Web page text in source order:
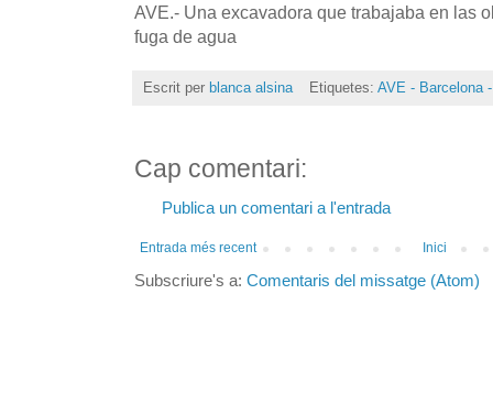
AVE.- Una excavadora que trabajaba en las
fuga de agua
Escrit per blanca alsina Etiquetes: AVE - Barcelona
Cap comentari:
Publica un comentari a l'entrada
Entrada més recent Inici
Subscriure's a: Comentaris del missatge (Atom)